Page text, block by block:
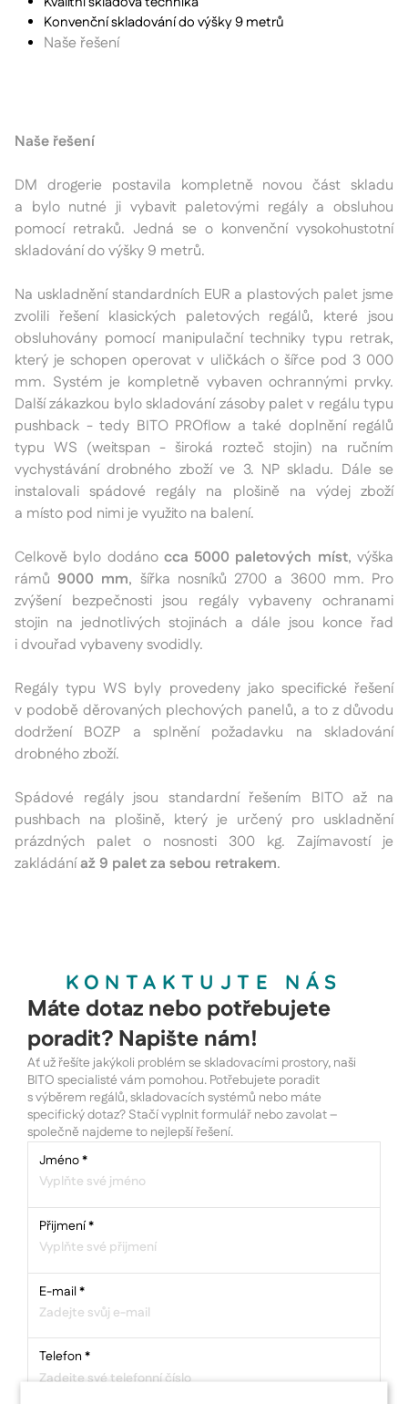
Konvenční skladování do výšky 9 metrů
Naše řešení
Naše řešení
DM drogerie postavila kompletně novou část skladu
a bylo nutné ji vybavit paletovými regály a obsluhou
pomocí retraků. Jedná se o konvenční vysokohustotní
skladování do výšky 9 metrů.
Na uskladnění standardních EUR a plastových palet jsme
zvolili řešení klasických paletových regálů, které jsou
obsluhovány pomocí manipulační techniky typu retrak,
který je schopen operovat v uličkách o šířce pod 3 000
mm. Systém je kompletně vybaven ochrannými prvky.
Další zákazkou bylo skladování zásoby palet v regálu typu
pushback - tedy BITO PROflow a také doplnění regálů
typu WS (weitspan - široká rozteč stojin) na ručním
vychystávání drobného zboží ve 3. NP skladu. Dále se
instalovali spádové regály na plošině na výdej zboží
a místo pod nimi je využito na balení.
Celkově bylo dodáno cca 5000 paletových míst, výška
rámů 9000 mm, šířka nosníků 2700 a 3600 mm. Pro
zvýšení bezpečnosti jsou regály vybaveny ochranami
stojin na jednotlivých stojinách a dále jsou konce řad
i dvouřad vybaveny svodidly.
Regály typu WS byly provedeny jako specifické řešení
v podobě děrovaných plechových panelů, a to z důvodu
dodržení BOZP a splnění požadavku na skladování
drobného zboží.
Spádové regály jsou standardní řešením BITO až na
pushbach na plošině, který je určený pro uskladnění
prázdných palet o nosnosti 300 kg. Zajímavostí je
zakládáníaž 9 palet za sebou retrakem.
KONTAKTUJTE NÁS
Máte dotaz nebo potřebujete
poradit? Napište nám!
Ať už řešíte jakýkoli problém se skladovacími prostory, naši
BITO specialisté vám pomohou. Potřebujete poradit
s výběrem regálů, skladovacích systémů nebo máte
specifický dotaz? Stačí vyplnit formulář nebo zavolat –
společně najdeme to nejlepší řešení.
Jméno*
Přijmení*
E-mail*
Telefon *